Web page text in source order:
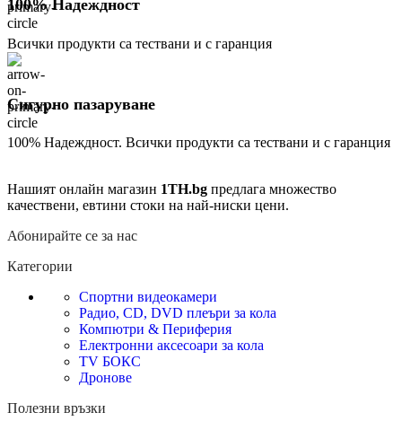
100% Надеждност
Всички продукти са тествани и с гаранция
Сигурно пазаруване
100% Надеждност. Всички продукти са тествани и с гаранция
Нашият онлайн магазин 1TH.bg предлага множество
качествени, евтини стоки на най-ниски цени.
Абонирайте се за нас
Категории
Спортни видеокамери
Радио, CD, DVD плеъри за кола
Компютри & Периферия
Електронни аксесоари за кола
TV БОКС
Дронове
Полезни връзки